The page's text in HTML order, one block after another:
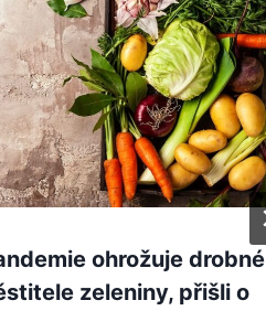
ohrožuje drobné
zeleniny, přišli o